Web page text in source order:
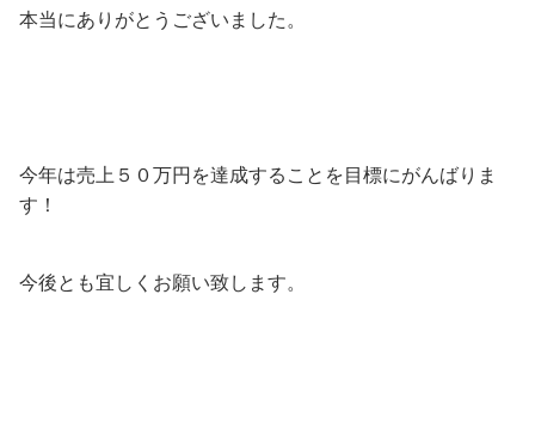
本当にありがとうございました。
今年は売上５０万円を達成することを目標にがんばりま
す！
今後とも宜しくお願い致します。